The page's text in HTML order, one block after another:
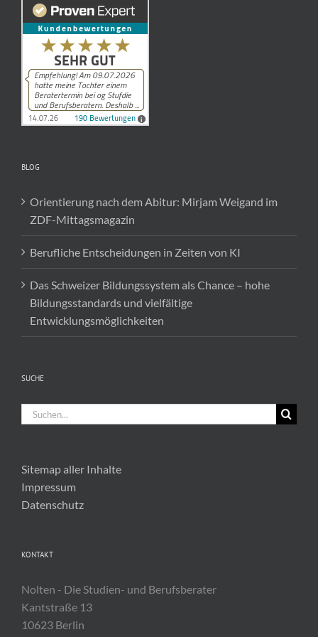
BLOG
Orientierung nach dem Abitur: Mirjam Weigand im
ZDF-Mittagsmagazin
Berufliche Entscheidungen in Zeiten von KI
Das Schweizer Bildungssystem als Chance – hohe
Bildungsstandards und vielfältige
Entwicklungsmöglichkeiten
SUCHE
Suche
Sitemap aller Inhalte
Impressum
Datenschutz
KONTAKT
Nolten - Die Studien- und Berufsberater
Kantstraße 13
10623 Berlin